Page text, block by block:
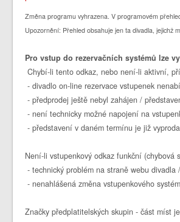
Změna programu vyhrazena. V programovém
Upozornění: Přehled obsahuje jen ta divadla, jejichž
Pro vstup do rezervačních systémů lze
Chybí-li tento odkaz, nebo není-li aktivní,
- divadlo on-line rezervace vstupenek
- předprodej ještě nebyl zahájen /
- není technicky možné napojení na
- představení v daném termínu je již
Není-li vstupenkový odkaz funkční
- technický problém na straně webu divadla
- nenahlášená změna vstupenkového
Značky předplatitelských skupin - část míst